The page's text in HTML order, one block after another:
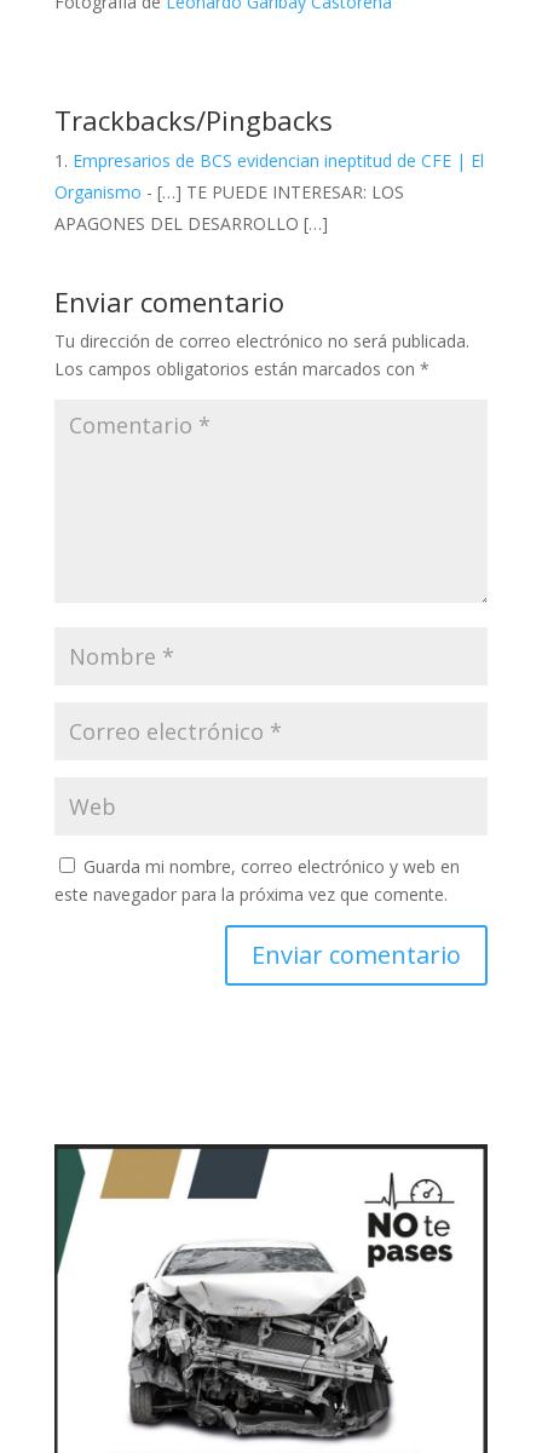
Trackbacks/Pingbacks
Empresarios de BCS evidencian ineptitud de CFE | El
Organismo - […] TE PUEDE INTERESAR: LOS
APAGONES DEL DESARROLLO […]
Enviar comentario
Tu dirección de correo electrónico no será publicada.
Los campos obligatorios están marcados con *
Guarda mi nombre, correo electrónico y web en
este navegador para la próxima vez que comente.